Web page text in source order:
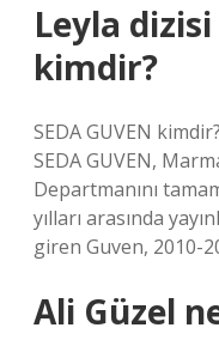
Leyla
kimdir?
SEDA GUVEN
SEDA GUVEN,
Departmanını
yılları arasında
giren Guven, 2010-
Ali Güzel